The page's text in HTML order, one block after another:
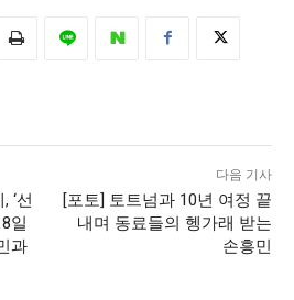
‘선
일
과
다음 기사
[포토] 토트넘과 10년 여정 끝
내며 동료들의 헹가래 받는
손흥민